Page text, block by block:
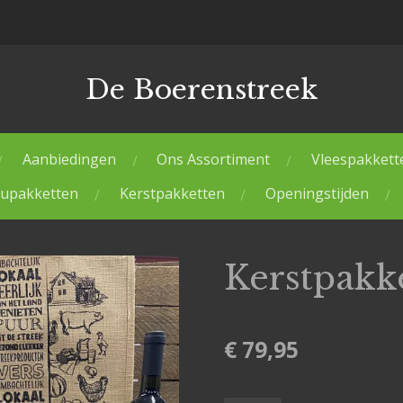
De Boerenstreek
Aanbiedingen Ons Assortiment
Kerstpakketten Openingstijden
€ 79,95